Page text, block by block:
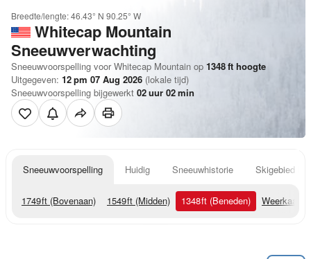
Breedte/lengte:46.43° N 90.25° W
Whitecap Mountain
Sneeuwverwachting
Sneeuwvoorspelling voor Whitecap Mountain op 1348ft hoogte
Uitgegeven: 12 pm 07 Aug 2026 (lokale tijd)
Sneeuwvoorspelling bijgewerkt 02uur 02min
Sneeuwvoorspelling Huidig Sneeuwhistorie Skigebied
1749ft (Bovenaan) 1549ft (Midden) 1348ft (Beneden)